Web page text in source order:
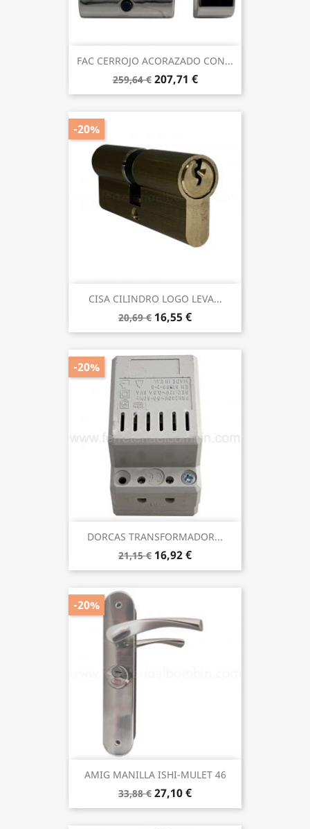
FAC CERROJO ACORAZADO CON...
259,64 € 207,71 €
CISA CILINDRO LOGO LEVA...
20,69 € 16,55 €
-20%
DORCAS TRANSFORMADOR...
21,15 € 16,92 €
-20%
AMIG MANILLA ISHI-MULET 46
33,88 € 27,10 €
-20%